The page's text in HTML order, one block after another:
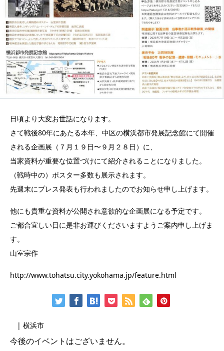
日頃より大変お世話になります。
さて戦後80年にあたる本年、中区の横浜都市発展記念館にて開催
される企画展（７月１９日〜９月２８日）に、
当家資料が重要な位置づけにて紹介されることになりました。
（戦時中の）ポスター多数も展示されます。
先週末にプレス発表も行われましたのでお知らせ申し上げます。
他にも貴重な資料が公開され意欲的な企画展になる予定です。
ご都合宜しい日に是非お運びくださいますようご案内申し上げま
す。
山室宗作
http://www.tohatsu.city.yokohama.jp/feature.html
| 横浜市
今後のイベントはございません。